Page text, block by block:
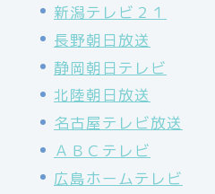
新潟テレビ２１
長野朝日放送
静岡朝日テレビ
北陸朝日放送
名古屋テレビ放送
ＡＢＣテレビ
広島ホームテレビ